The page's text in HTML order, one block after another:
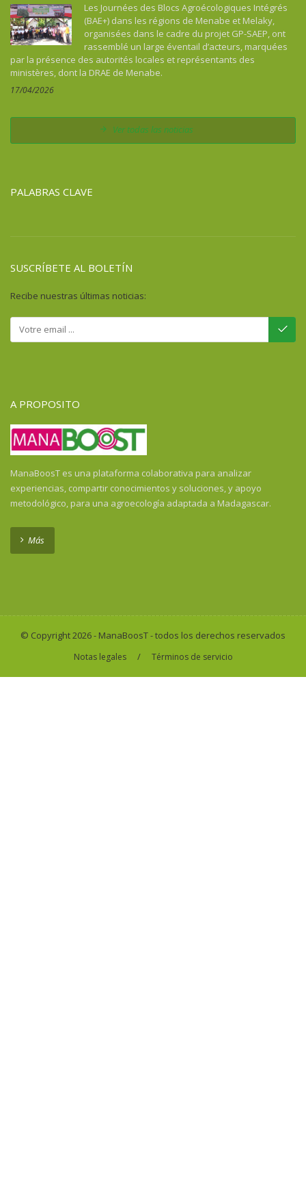
Les Journées des Blocs Agroécologiques Intégrés
(BAE+) dans les régions de Menabe et Melaky,
organisées dans le cadre du projet GP-SAEP, ont
rassemblé un large éventail d’acteurs, marquées
par la présence des autorités locales et représentants des
ministères, dont la DRAE de Menabe.
17/04/2026
Ver todas las noticias
PALABRAS CLAVE
SUSCRÍBETE AL BOLETÍN
Recibe nuestras últimas noticias:
A PROPOSITO
ManaBoosT es una plataforma colaborativa para analizar
experiencias, compartir conocimientos y soluciones, y apoyo
metodológico, para una agroecología adaptada a Madagascar.
Más
© Copyright 2026 - ManaBoosT - todos los derechos reservados
Notas legales / Términos de servicio